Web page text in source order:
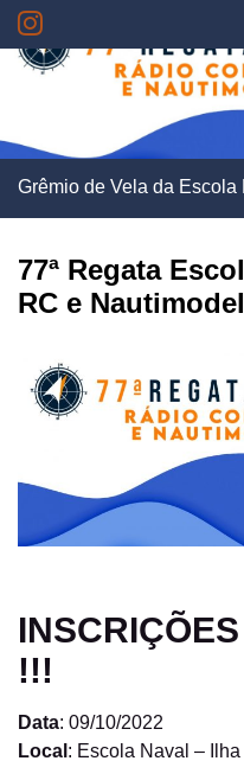
Search for:
Grêmio de Vela da Escola
77ª Regata
RC e
!!!
Data: 09/10/2022
Local : Escola Naval –